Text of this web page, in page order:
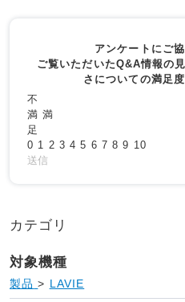
アンケートにご
ご覧いただいたQ&A情報の
さについての満足
不
満 満
足
0 1 2 3 4 5 6 7 8 9 10
送信
カテゴリ
対象機種
製品 > LAVIE